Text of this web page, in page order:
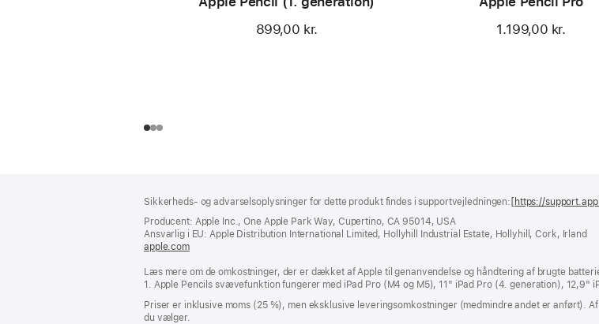
899,00 kr.
1.199,00 kr.
Sikkerheds- og advarselsoplysninger for dette produkt findes i supportvejledningen: [https://
Producent: Apple Inc., One Apple Park Way, Cupertino, CA 95014, USA
Ansvarlig i EU: Apple Distribution International Limited, Hollyhill Industrial Estate, Hollyhill, Cork, Irland
apple.com(åbner
et
nyt
Læs mere om de omkostninger, der er dækket af Apple til genanvendelse og håndtering af brugte
1. Apple Pencils svævefunktion fungerer med iPad Pro (M4 og M5), 11" iPad Pro (4. generation), 12,9"
Priser er inklusive moms (25 %), men eksklusive leveringsomkostninger (medmindre andet er anført).
du vælger.